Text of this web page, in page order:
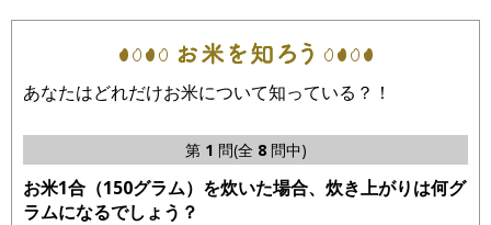
あなたはどれだけお米について知っている？！
第 1 問(全 8問中)
お米1合（150グラム）を炊いた場合、炊き上がりは何グ
ラムになるでしょう？